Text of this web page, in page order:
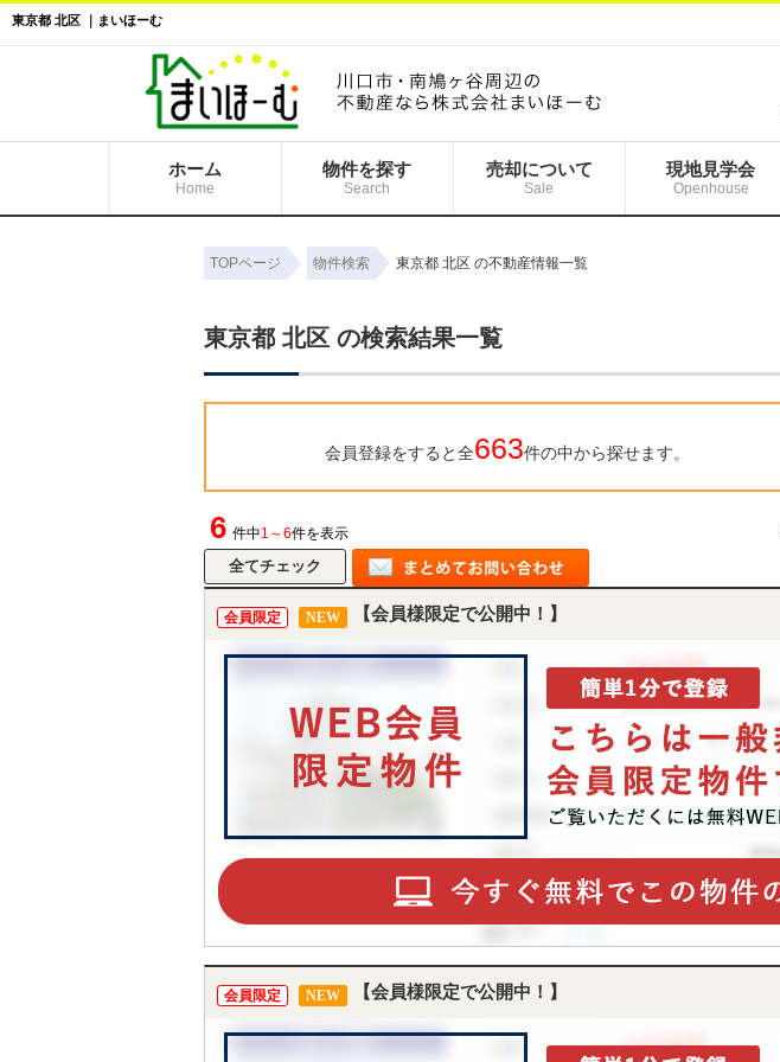
東京都 北区 ｜まいほーむ
ホーム
Home
物件を探す
Search
売却について
Sale
現地見学会
Openhouse
TOPページ 物件検索 東京都 北区 の不動産情報一覧
東京都 北区 の検索結果一覧
会員登録をすると全663件の中から探せます。
6 件中1～6件を表示
会員限定 NEW 【会員様限定で公開中！】
会員限定 NEW 【会員様限定で公開中！】